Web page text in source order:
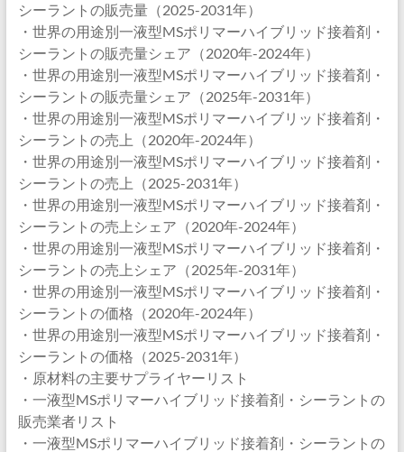
シーラントの販売量（2025-2031年）
・世界の用途別一液型MSポリマーハイブリッド接着剤・
シーラントの販売量シェア（2020年-2024年）
・世界の用途別一液型MSポリマーハイブリッド接着剤・
シーラントの販売量シェア（2025年-2031年）
・世界の用途別一液型MSポリマーハイブリッド接着剤・
シーラントの売上（2020年-2024年）
・世界の用途別一液型MSポリマーハイブリッド接着剤・
シーラントの売上（2025-2031年）
・世界の用途別一液型MSポリマーハイブリッド接着剤・
シーラントの売上シェア（2020年-2024年）
・世界の用途別一液型MSポリマーハイブリッド接着剤・
シーラントの売上シェア（2025年-2031年）
・世界の用途別一液型MSポリマーハイブリッド接着剤・
シーラントの価格（2020年-2024年）
・世界の用途別一液型MSポリマーハイブリッド接着剤・
シーラントの価格（2025-2031年）
・原材料の主要サプライヤーリスト
・一液型MSポリマーハイブリッド接着剤・シーラントの
販売業者リスト
・一液型MSポリマーハイブリッド接着剤・シーラントの